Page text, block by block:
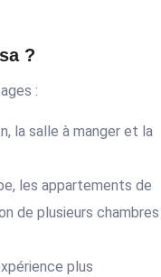
?
:
la salle à manger et la
les appartements de
de plusieurs chambres
plus